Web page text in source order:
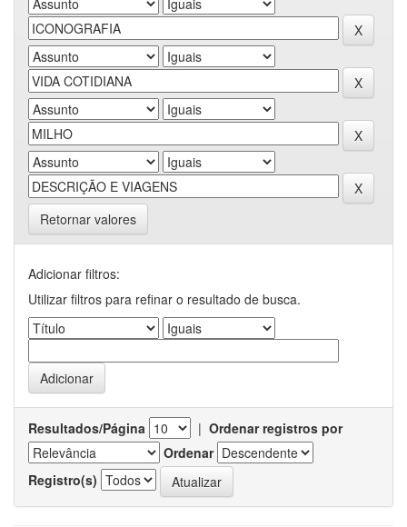
Retornar valores
Adicionar filtros:
Utilizar filtros para refinar o resultado de busca.
Resultados/Página | Ordenar registros por
Ordenar
Registro(s)